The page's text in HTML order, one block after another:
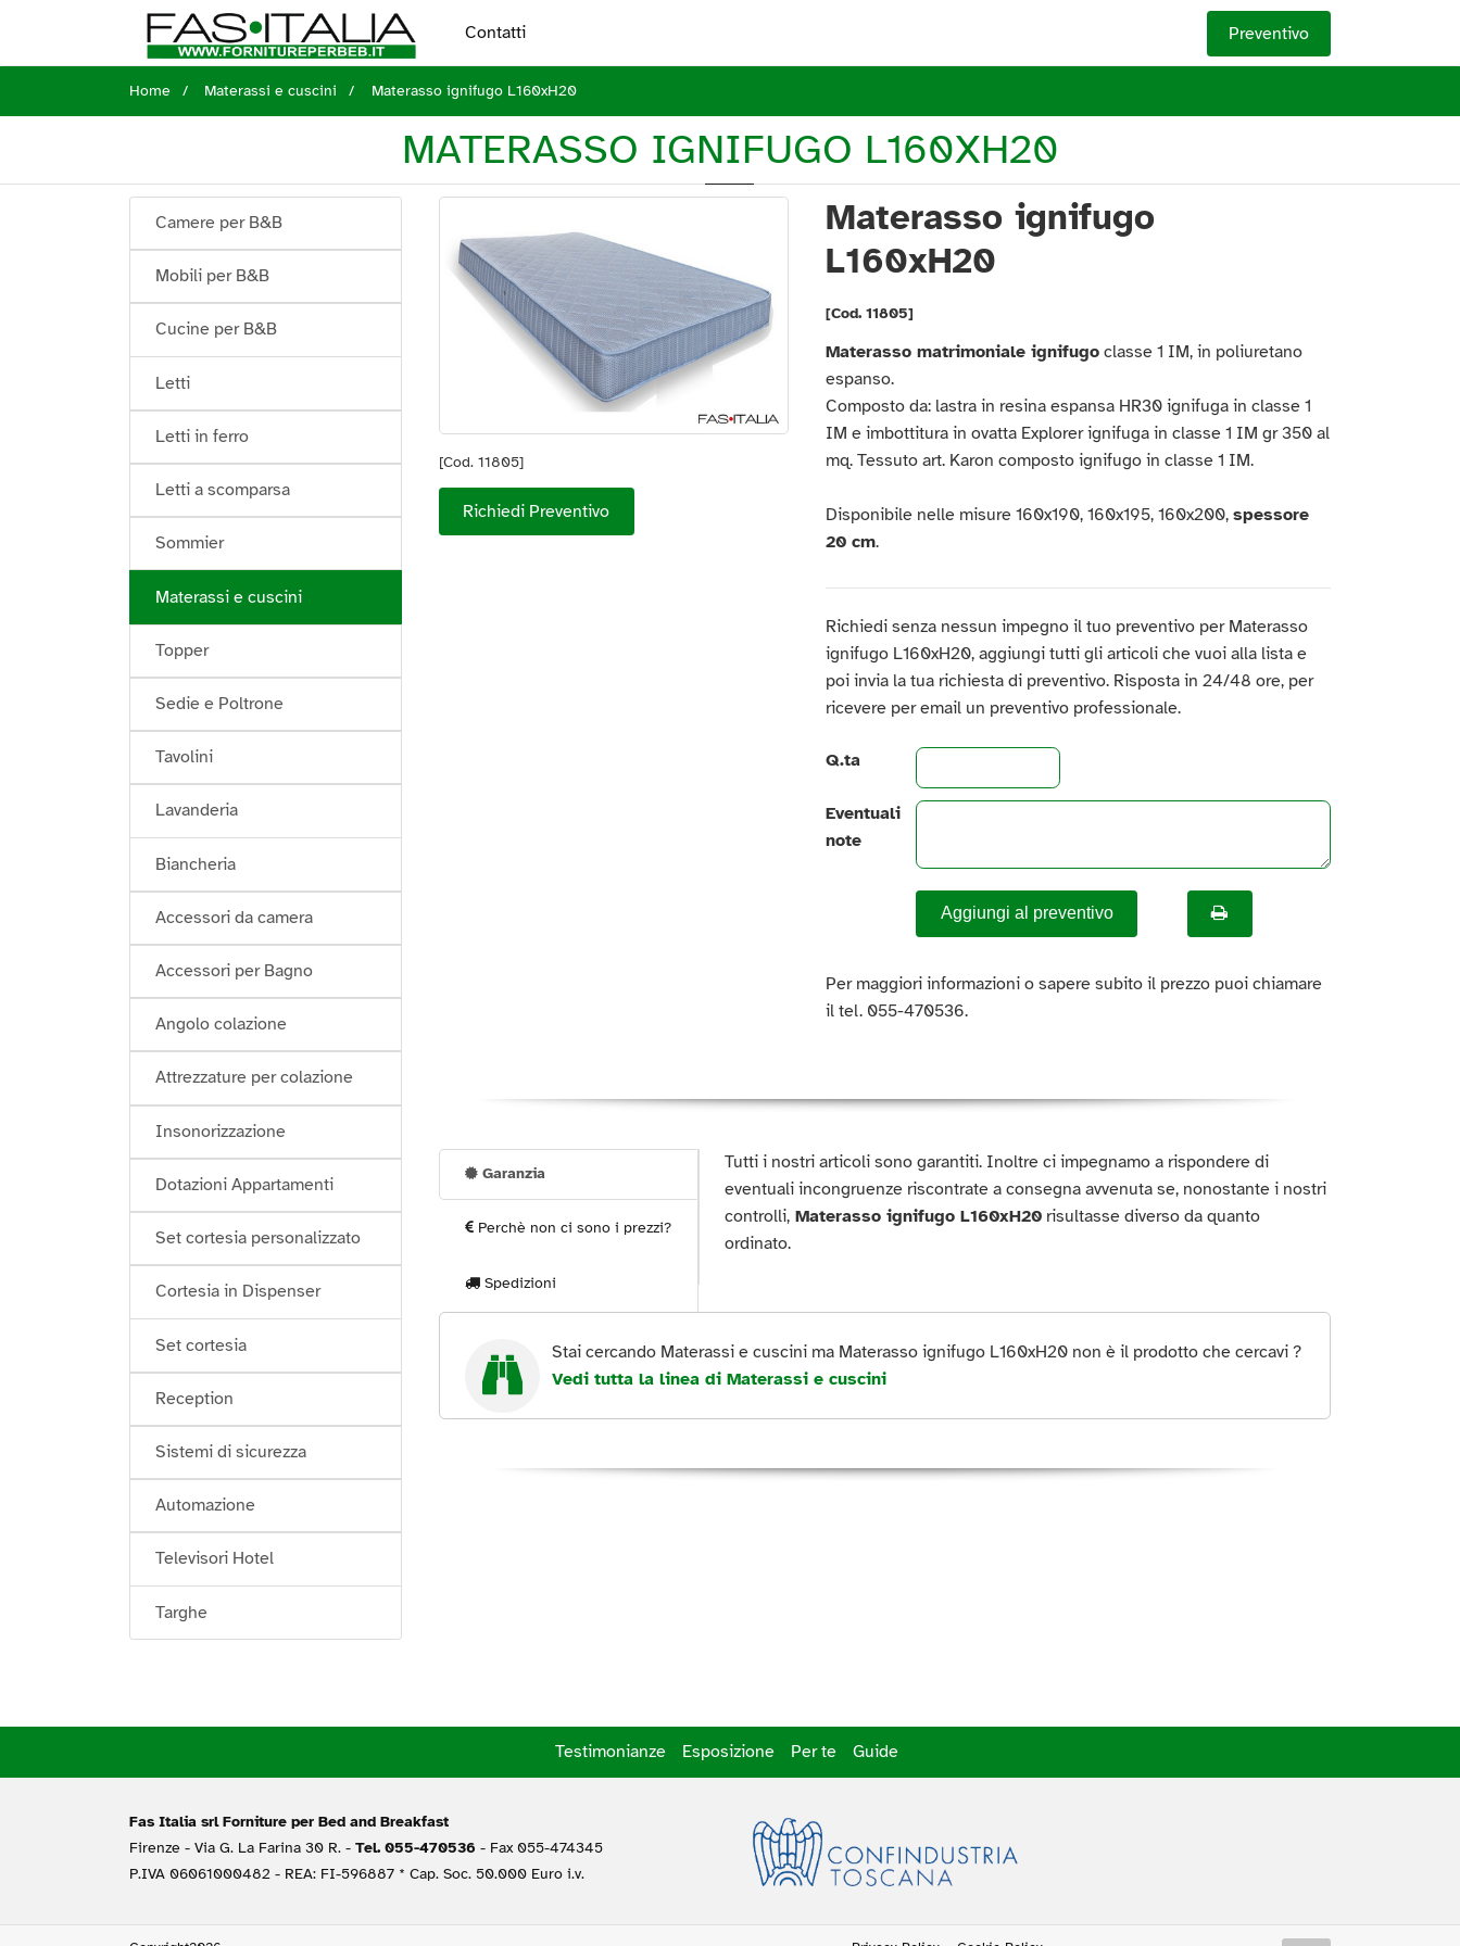
Contatti Preventivo
Home Materassi e cuscini Materasso ignifugo L160xH20
MATERASSO IGNIFUGO L160XH20
Camere per B&B
Mobili per B&B
Cucine per B&B
Letti
Letti in ferro
Letti a scomparsa
Sommier
Materassi e cuscini
Topper
Sedie e Poltrone
Tavolini
Lavanderia
Biancheria
Accessori da camera
Accessori per Bagno
Angolo colazione
Attrezzature per colazione
Insonorizzazione
Dotazioni Appartamenti
Set cortesia personalizzato
Cortesia in Dispenser
Set cortesia
Reception
Sistemi di sicurezza
Automazione
Televisori Hotel
Targhe
[Cod. 11805]
Richiedi Preventivo
Materasso ignifugo
L160xH20
[Cod. 11805]
Materasso matrimoniale ignifugo classe 1 IM, in poliuretano
espanso.
Composto da: lastra in resina espansa HR30 ignifuga in classe 1
IM e imbottitura in ovatta Explorer ignifuga in classe 1 IM gr 350 al
mq. Tessuto art. Karon composto ignifugo in classe 1 IM.
Disponibile nelle misure 160x190, 160x195, 160x200,spessore
20 cm.
Richiedi senza nessun impegno il tuo preventivo per Materasso
ignifugo L160xH20, aggiungi tutti gli articoli che vuoi alla lista e
poi invia la tua richiesta di preventivo. Risposta in 24/48 ore, per
ricevere per email un preventivo professionale.
Q.ta
Eventuali
note
Aggiungi al preventivo
Per maggiori informazioni o sapere subito il prezzo puoi chiamare
il tel. 055-470536.
Garanzia
Perchè non ci sono i prezzi?
Spedizioni
Tutti i nostri articoli sono garantiti. Inoltre ci impegnamo a rispondere di
eventuali incongruenze riscontrate a consegna avvenuta se, nonostante i nostri
controlli, Materasso ignifugo L160xH20 risultasse diverso da quanto
ordinato.
Stai cercando Materassi e cuscini ma Materasso ignifugo L160xH20 non è il prodotto che cercavi ?
Vedi tutta la linea di Materassi e cuscini
Testimonianze Esposizione Per te Guide
Fas Italia srl Forniture per Bed and Breakfast
Firenze - Via G. La Farina 30 R. - Tel. 055-470536 - Fax 055-474345
P.IVA 06061000482 - REA: FI-596887 * Cap. Soc. 50.000 Euro i.v.